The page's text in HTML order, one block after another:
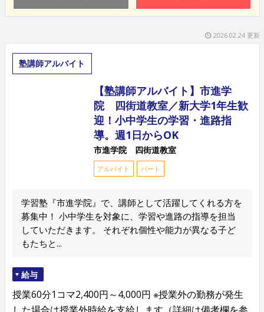
2026.02.24 更新
塾講師アルバイト
【塾講師アルバイト】市進学
院 四街道教室／新大学1年生歓
迎！小中学生の学習・進路指
導。週1日からOK
市進学院 四街道教室
アルバイト パート
学習塾『市進学院』で、講師として活躍してくれる方を
募集中！ 小中学生を対象に、学習や進路の指導を担当
していただきます。 それぞれ個性や能力が異なる子ど
もたちと...
給与
授業60分1コマ2,400円～4,000円 ※授業外の勤務が発生